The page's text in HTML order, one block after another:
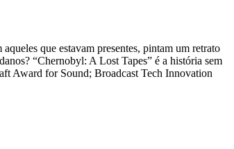
que estavam presentes, pintam um retrato
“Chernobyl: A Lost Tapes” é a história sem
Award for Sound; Broadcast Tech Innovation